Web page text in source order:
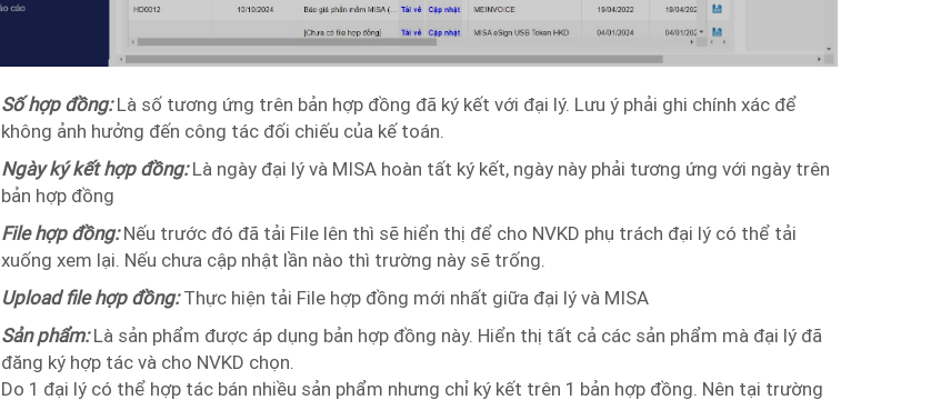
Số hợp đồng:Là số tương ứng trên bản hợp đồng đã ký kết với đại lý. Lưu ý phải ghi chính xác để
không ảnh hưởng đến công tác đối chiếu của kế toán.
Ngày ký kết hợp đồng:Là ngày đại lý và MISA hoàn tất ký kết, ngày này phải tương ứng với ngày trên
bản hợp đồng
File hợp đồng:Nếu trước đó đã tải File lên thì sẽ hiển thị để cho NVKD phụ trách đại lý có thể tải
xuống xem lại. Nếu chưa cập nhật lần nào thì trường này sẽ trống.
Upload file hợp đồng:Thực hiện tải File hợp đồng mới nhất giữa đại lý và MISA
Sản phẩm:Là sản phẩm được áp dụng bản hợp đồng này. Hiển thị tất cả các sản phẩm mà đại lý đã
đăng ký hợp tác và cho NVKD chọn.
Do 1 đại lý có thể hợp tác bán nhiều sản phẩm nhưng chỉ ký kết trên 1 bản hợp đồng. Nên tại trường